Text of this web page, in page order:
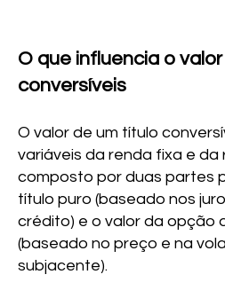
O que influencia o
conversíveis
O valor de um título
variáveis da renda fixa e da
composto por duas partes
título puro (baseado nos
crédito) e o valor da opção
(baseado no preço e na
subjacente).